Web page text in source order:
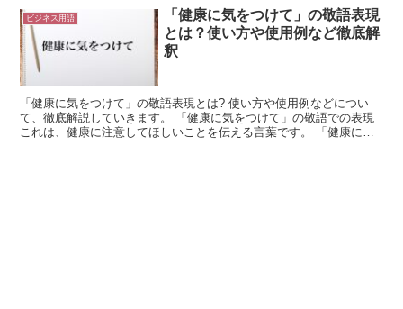
ビジネス用語
「健康に気をつけて」の敬語表現
とは？使い方や使用例など徹底解
釈
「健康に気をつけて」の敬語表現とは? 使い方や使用例などについ
て、徹底解説していきます。 「健康に気をつけて」の敬語での表現
これは、健康に注意してほしいことを伝える言葉です。 「健康に気